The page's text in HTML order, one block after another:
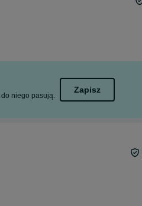
do niego pasują.
Zapisz